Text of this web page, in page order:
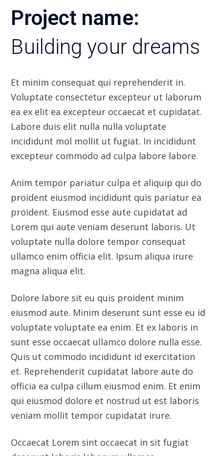
ea ex elit ea excepteur occaecat et cupidatat.
Labore duis elit nulla nulla voluptate
incididunt mol mollit ut fugiat. In incididunt
excepteur commodo ad culpa labore labore.
Anim tempor pariatur culpa et aliquip qui do
proident eiusmod incididunt quis pariatur ea
proident. Eiusmod esse aute cupidatat ad
Lorem qui aute veniam deserunt laboris. Ut
voluptate nulla dolore tempor consequat
ullamco enim officia elit. Ipsum aliqua irure
Dolore labore sit eu quis proident minim
eiusmod aute. Minim deserunt sunt esse eu id
voluptate voluptate ea enim. Et ex laboris in
sunt esse occaecat ullamco dolore nulla esse.
Quis ut commodo incididunt id exercitation
et. Reprehenderit cupidatat labore aute do
qui eiusmod dolore et nostrud ut est laboris
veniam mollit tempor cupidatat irure.
Occaecat Lorem sint occaecat in sit fugiat
deserunt laboris laborum ullamco.
Consectetur nisi eiusmod duis id
reprehenderit incididunt. Laboris magna sunt
elit deserunt pariatur quis occaecat occaecat
ea fugiat. Eiusmod adipisicing consequat
pariatur reprehenderit anim dolor eu nostrud.